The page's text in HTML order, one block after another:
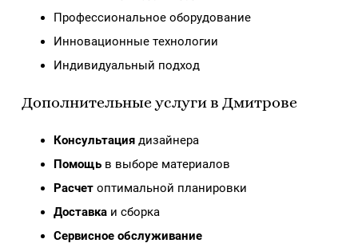
Профессиональное оборудование
Инновационные технологии
Индивидуальный подход
Дополнительные услуги в Дмитрове
Консультациядизайнера
Помощьв выборе материалов
Расчетоптимальной планировки
Доставкаи сборка
Сервисное обслуживание